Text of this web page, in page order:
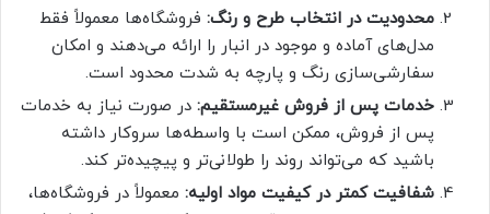
محدودیت در انتخاب طرح و رنگ: فروشگاه‌ها معمولاً فقط
مدل‌های آماده و موجود در انبار را ارائه می‌دهند و امکان
سفارشی‌سازی رنگ و پارچه به شدت محدود است.
خدمات پس از فروش غیرمستقیم: در صورت نیاز به خدمات
پس از فروش، ممکن است با واسطه‌ها سروکار داشته
باشید که می‌تواند روند را طولانی‌تر و پیچیده‌تر کند.
شفافیت کمتر در کیفیت مواد اولیه: معمولاً در فروشگاه‌ها،